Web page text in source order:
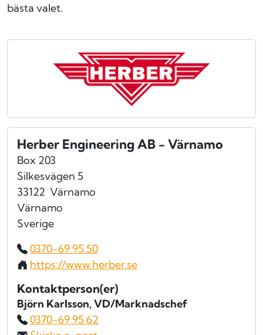
bästa valet.
Herber Engineering AB - Värnamo
Box 203
Silkesvägen 5
33122 Värnamo
Värnamo
Sverige
0370-69 95 50
https://www.herber.se
Kontaktperson(er)
Björn Karlsson, VD/Marknadschef
0370-69 95 62